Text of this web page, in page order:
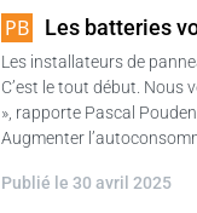
Les batteries
Les installateurs de
C’est le tout début. Nous
», rapporte Pascal
Augmenter
Publié le 30 avril 2025